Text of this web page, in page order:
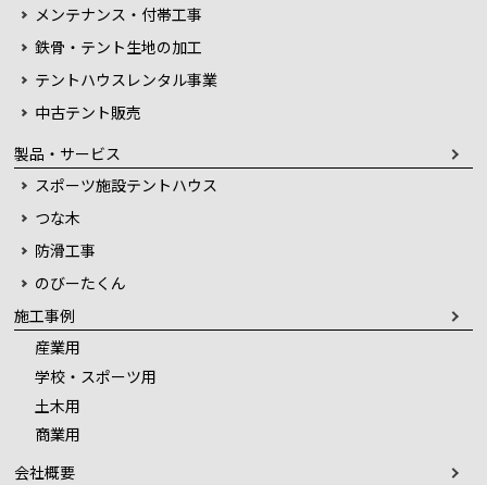
メンテナンス・付帯工事
鉄骨・テント生地の加工
テントハウスレンタル事業
中古テント販売
製品・サービス
スポーツ施設テントハウス
つな木
防滑工事
のびーたくん
施工事例
産業用
学校・スポーツ用
土木用
商業用
会社概要